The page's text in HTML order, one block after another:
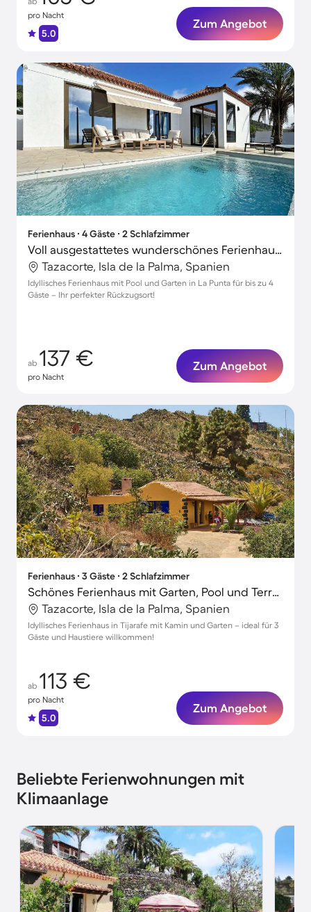
pro Nacht
5.0
Zum Angebot
Ferienhaus ∙ 4 Gäste ∙ 2 Schlafzimmer
Voll ausgestattetes wunderschönes Ferienhaus mit Garten, privatem Pool und Grill
Tazacorte, Isla de la Palma, Spanien
Idyllisches Ferienhaus mit Pool und Garten in La Punta für bis zu 4
Gäste – Ihr perfekter Rückzugsort!
ab 137 €
pro Nacht
Zum Angebot
Ferienhaus ∙ 3 Gäste ∙ 2 Schlafzimmer
Schönes Ferienhaus mit Garten, Pool und Terrasse | Haustierfreundlich
Tazacorte, Isla de la Palma, Spanien
Idyllisches Ferienhaus in Tijarafe mit Kamin und Garten – ideal für 3
Gäste und Haustiere willkommen!
ab 113 €
pro Nacht
5.0
Zum Angebot
Beliebte Ferienwohnungen mit
Klimaanlage